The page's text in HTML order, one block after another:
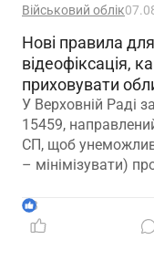
Військовий облік
Нові правила для
відеофіксація,
приховувати
У Верховній Раді
15459,
СП, щоб
– мінімізувати)
3